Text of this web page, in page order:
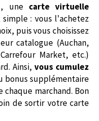
une carte virtuelle
simple : vous l'achetez
puis vous choisissez
catalogue (Auchan,
Market, etc.)
Ainsi, vous cumulez
bonus supplémentaire
chaque marchand. Bon
de sortir votre carte